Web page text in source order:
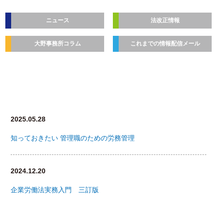
ニュース 法改正情報
大野事務所コラム これまでの情報配信メール
2025.05.28
知っておきたい 管理職のための労務管理
2024.12.20
企業労働法実務入門 三訂版